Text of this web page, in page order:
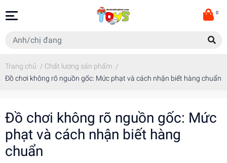
0
Trang chủ / Chất lượng sản phẩm /
Đồ chơi không rõ nguồn gốc: Mức phạt và cách nhận biết hàng chuẩn
Đồ chơi không rõ nguồn gốc: Mức
phạt và cách nhận biết hàng
chuẩn